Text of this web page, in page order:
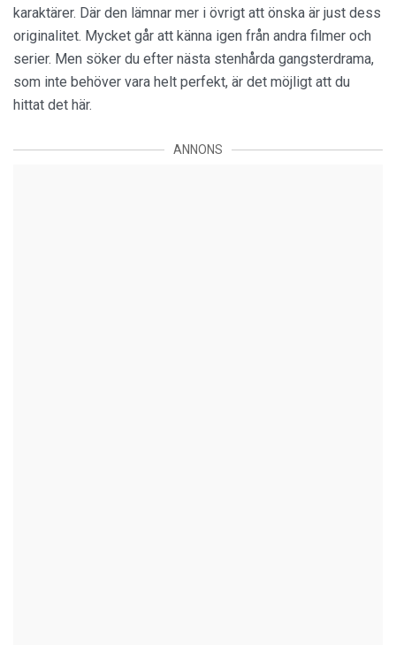
karaktärer. Där den lämnar mer i övrigt att önska är just dess
originalitet. Mycket går att känna igen från andra filmer och
serier. Men söker du efter nästa stenhårda gangsterdrama,
som inte behöver vara helt perfekt, är det möjligt att du
hittat det här.
ANNONS